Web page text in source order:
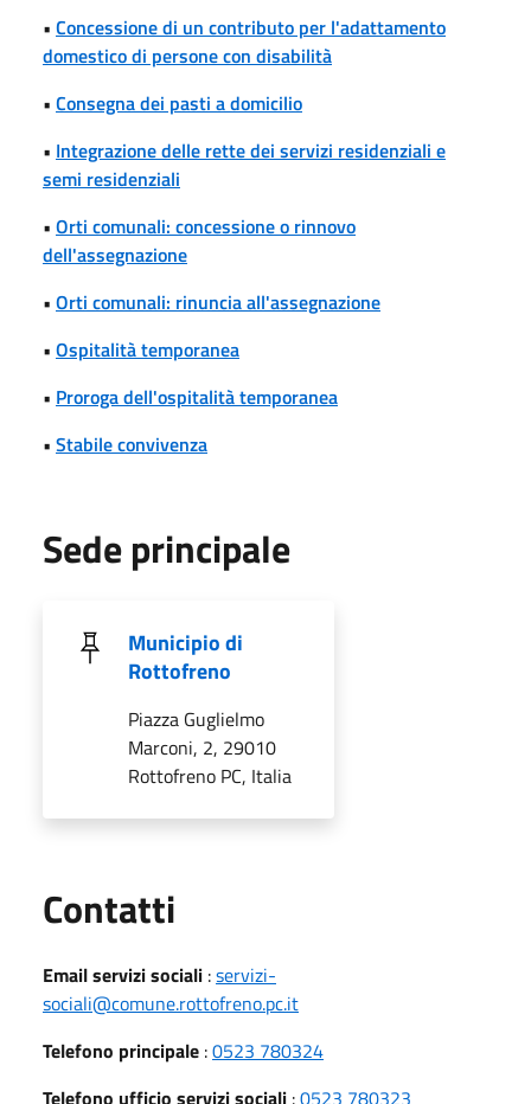
• Concessione di un contributo per l'adattamento
domestico di persone con disabilità
• Consegna dei pasti a domicilio
• Integrazione delle rette dei servizi residenziali e
semi residenziali
• Orti comunali: concessione o rinnovo
dell'assegnazione
• Orti comunali: rinuncia all'assegnazione
• Ospitalità temporanea
• Proroga dell'ospitalità temporanea
• Stabile convivenza
Sede principale
Municipio di
Rottofreno
Piazza Guglielmo
Marconi, 2, 29010
Rottofreno PC, Italia
Contatti
Email servizi sociali :servizi-
sociali@comune.rottofreno.pc.it
Telefono principale :0523 780324
Telefono ufficio servizi sociali :0523 780323